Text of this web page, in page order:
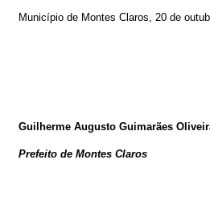
Município de Montes Claros, 20 de
Guilherme Augusto Guimarães
Prefeito de Montes Claros